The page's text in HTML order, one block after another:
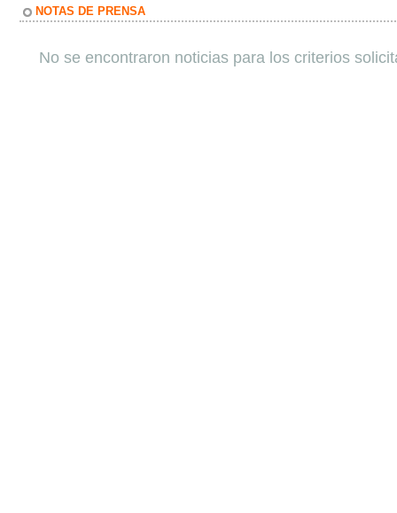
NOTAS DE PRENSA
No se encontraron noticias para los criterios